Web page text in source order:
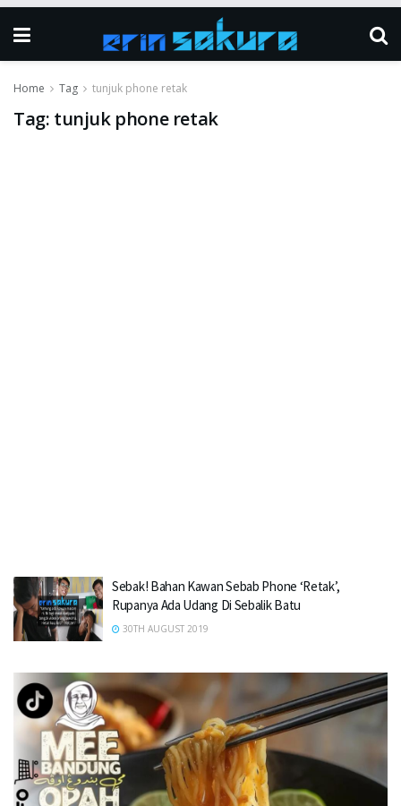
Home Tag tunjuk phone retak
Tag: tunjuk phone retak
Sebak! Bahan Kawan Sebab Phone ‘Retak’,
Rupanya Ada Udang Di Sebalik Batu
30TH AUGUST 2019